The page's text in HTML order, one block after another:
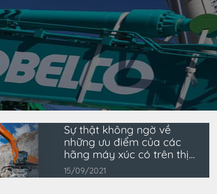
Sự thật không ngờ về
những ưu điểm của các
hãng máy xúc có trên thị
trường hiện nay
15/09/2021